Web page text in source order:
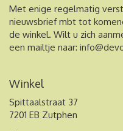
Met enige regelmatig
nieuwsbrief mbt tot
de winkel. Wilt u zich
een mailtje naar:
Winkel
Spittaalstraat 37
7201 EB Zutphen